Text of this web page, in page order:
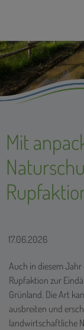
Mit
17.06.2026
Auch in diesem
Rupfaktion zur
Grünland. Die Art
ausbreiten und
landwirtschaftliche